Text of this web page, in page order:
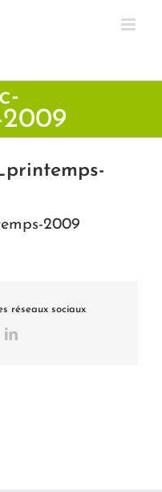
2009
réseaux sociaux
LinkedIn